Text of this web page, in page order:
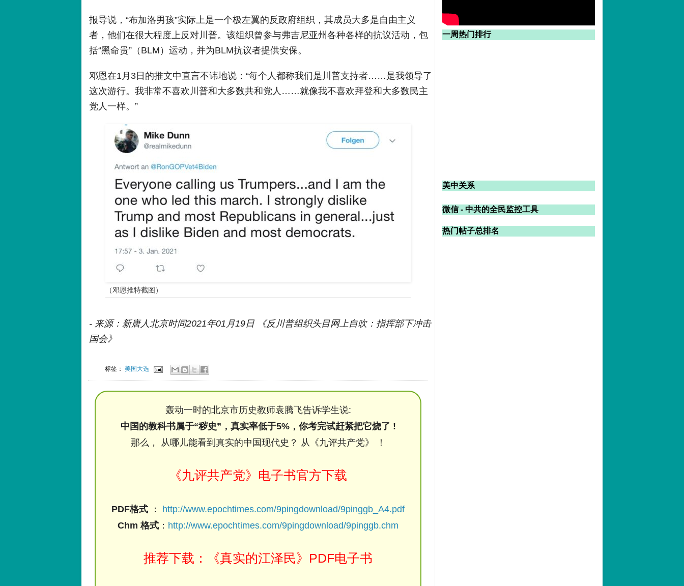
报导说，“布加洛男孩”实际上是一个极左翼的反政府组织，其成员大多是自由主义
者，他们在很大程度上反对川普。该组织曾参与弗吉尼亚州各种各样的抗议活动，包
括“黑命贵”（BLM）运动，并为BLM抗议者提供安保。
邓恩在1月3日的推文中直言不讳地说：“每个人都称我们是川普支持者……是我领导了
这次游行。我非常不喜欢川普和大多数共和党人……就像我不喜欢拜登和大多数民主
党人一样。”
（邓恩推特截图）
- 来源：新唐人北京时间2021年01月19日 《反川普组织头目网上自吹：指挥部下冲击
国会》
标签：美国大选
轰动一时的北京市历史教师袁腾飞告诉学生说:
中国的教科书属于“秽史”，真实率低于5%，你考完试赶紧把它烧了 !
那么， 从哪儿能看到真实的中国现代史？ 从《九评共产党》 ！
《九评共产党》电子书官方下载
PDF格式 ： http://www.epochtimes.com/9pingdownload/9pinggb_A4.pdf
Chm 格式 ： http://www.epochtimes.com/9pingdownload/9pinggb.chm
推荐下载：《真实的江泽民》PDF电子书
一周热门排行
美中关系
微信 - 中共的全民监控工具
热门帖子总排名